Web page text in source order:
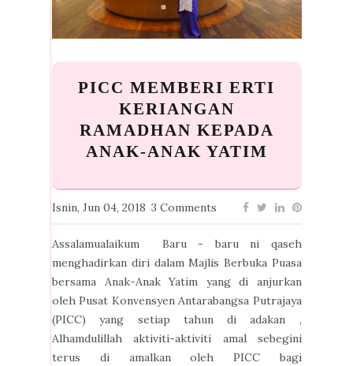
PICC MEMBERI ERTI
KERIANGAN
RAMADHAN KEPADA
ANAK-ANAK YATIM
Isnin, Jun 04, 2018 3 Comments
Assalamualaikum Baru - baru ni qaseh
menghadirkan diri dalam Majlis Berbuka Puasa
bersama Anak-Anak Yatim yang di anjurkan
oleh Pusat Konvensyen Antarabangsa Putrajaya
(PICC) yang setiap tahun di adakan ,
Alhamdulillah aktiviti-aktiviti amal sebegini
terus di amalkan oleh PICC bagi